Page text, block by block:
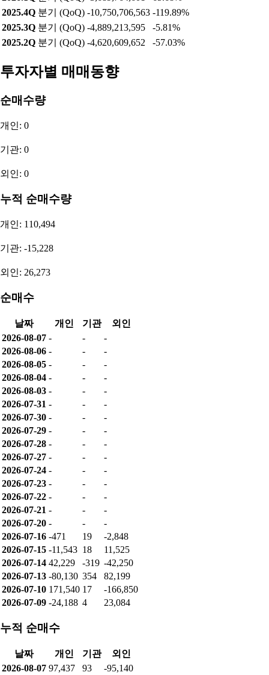
2025.4Q 분기 (QoQ) -10,750,706,563 -119.89%
2025.3Q 분기 (QoQ) -4,889,213,595
-5.81%
2025.2Q 분기 (QoQ) -4,620,609,652 -57.03%
투자자별 매매동향
순매수량
개인: 0
기관: 0
외인: 0
누적 순매수량
개인: 110,494
기관: -15,228
외인: 26,273
순매수
날짜 개인 기관
외인
2026-08-07 - -
-
2026-08-06 - -
-
2026-08-05 - -
-
2026-08-04 - -
-
2026-08-03 - -
-
2026-07-31 - -
-
2026-07-30 - -
-
2026-07-29 - -
-
2026-07-28 - -
-
2026-07-27 - -
-
2026-07-24 - -
-
2026-07-23 - -
-
2026-07-22 - -
-
2026-07-21 - -
-
2026-07-20 - -
-
2026-07-16 -471 19
-2,848
2026-07-15 -11,543 18
11,525
2026-07-14 42,229 -319 -42,250
2026-07-13 -80,130 354
82,199
2026-07-10 171,540 17
-166,850
2026-07-09 -24,188 4 23,084
누적 순매수
날짜 개인 기관
외인
2026-08-07 97,437 93
-95,140